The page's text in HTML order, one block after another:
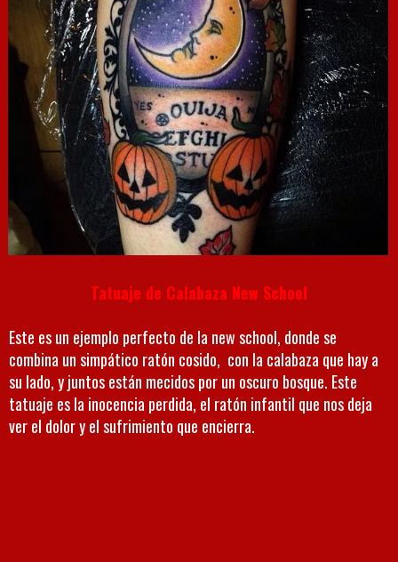
Tatuaje de Calabaza New School
Este es un ejemplo perfecto de la new school, donde se
combina un simpático ratón cosido, con la calabaza que hay a
su lado, y juntos están mecidos por un oscuro bosque. Este
tatuaje es la inocencia perdida, el ratón infantil que nos deja
ver el dolor y el sufrimiento que encierra.